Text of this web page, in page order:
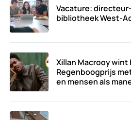
Vacature:
bibliotheek West-
Xillan Macrooy wint
Regenboogprijs
en mensen als